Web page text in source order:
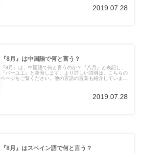
2019.07.28
『8月』は中国語で何と言う？
『8月』は、中国語で何と言うのか？『八月』と表記し、
『バーユエ』と発音します。より詳しい説明は、こちらの
ページをご覧ください。他の言語の言葉も紹介していま
2019.07.28
『8月』はスペイン語で何と言う？